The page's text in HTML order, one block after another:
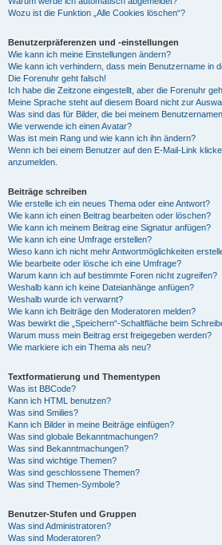
Wozu ist die Funktion „Alle Cookies löschen“?
Benutzerpräferenzen und -einstellungen
Wie kann ich meine Einstellungen ändern?
Wie kann ich verhindern, dass mein Benutzername in
Die Forenuhr geht falsch!
Ich habe die Zeitzone eingestellt, aber die Forenuhr
Meine Sprache steht auf diesem Board nicht zur
Was sind das für Bilder, die bei meinem
Wie verwende ich einen Avatar?
Was ist mein Rang und wie kann ich ihn ändern?
Wenn ich bei einem Benutzer auf den E-Mail-Link
anzumelden.
Beiträge schreiben
Wie erstelle ich ein neues Thema oder eine Antwort?
Wie kann ich einen Beitrag bearbeiten oder löschen?
Wie kann ich meinem Beitrag eine Signatur anfügen?
Wie kann ich eine Umfrage erstellen?
Wieso kann ich nicht mehr Antwortmöglichkeiten
Wie bearbeite oder lösche ich eine Umfrage?
Warum kann ich auf bestimmte Foren nicht zugreifen?
Weshalb kann ich keine Dateianhänge anfügen?
Weshalb wurde ich verwarnt?
Wie kann ich Beiträge den Moderatoren melden?
Was bewirkt die „Speichern“-Schaltfläche beim
Warum muss mein Beitrag erst freigegeben werden?
Wie markiere ich ein Thema als neu?
Textformatierung und Thementypen
Was ist BBCode?
Kann ich HTML benutzen?
Was sind Smilies?
Kann ich Bilder in meine Beiträge einfügen?
Was sind globale Bekanntmachungen?
Was sind Bekanntmachungen?
Was sind wichtige Themen?
Was sind geschlossene Themen?
Was sind Themen-Symbole?
Benutzer-Stufen und Gruppen
Was sind Administratoren?
Was sind Moderatoren?